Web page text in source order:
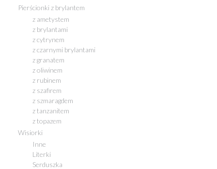
Pierścionki z brylantem
z ametystem
z brylantami
z cytrynem
z czarnymi brylantami
z granatem
z oliwinem
z rubinem
z szafirem
z szmaragdem
z tanzanitem
z topazem
Wisiorki
Inne
Literki
Serduszka